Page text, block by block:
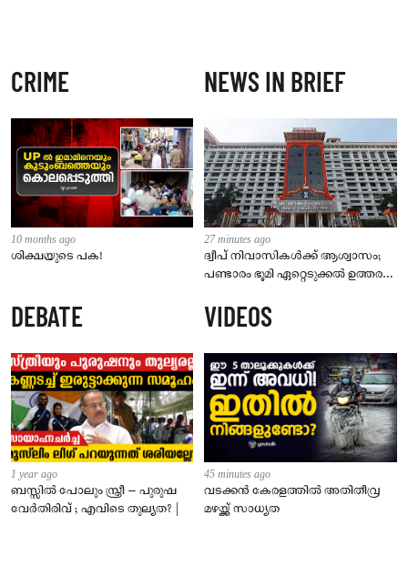
CRIME
10 months ago
ശിക്ഷയുടെ പക!
NEWS IN BRIEF
27 minutes ago
ദ്വീപ് നിവാസികൾക്ക് ആശ്വാസം;
പണ്ടാരം ഭൂമി ഏറ്റെടുക്കൽ ഉത്തരവ്
DEBATE
1 year ago
ബസ്സിൽ പോലും സ്ത്രീ – പുരുഷ
വേർതിരിവ് ; എവിടെ തുല്യത? |
VIDEOS
45 minutes ago
വടക്കൻ കേരളത്തിൽ അതിതീവ്ര
മഴയ്ക്ക് സാധ്യത